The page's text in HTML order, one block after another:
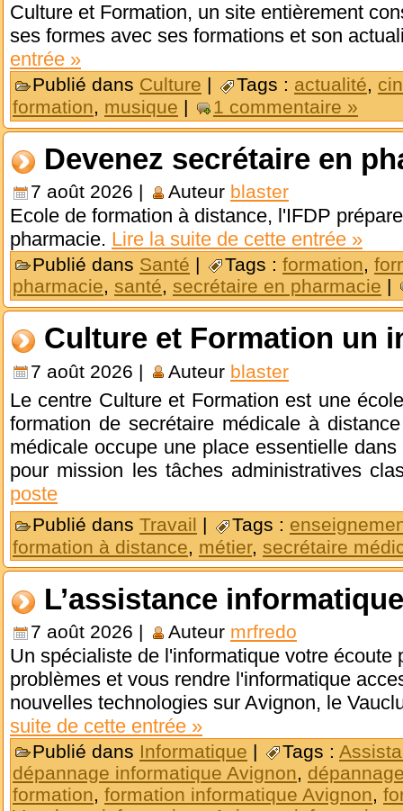
Culture et Formation, un site entièrement
ses formes avec ses formations et son
entrée »
Publié dans Culture | Tags : actualité,
formation, musique | 1 commentaire »
Devenez secrétaire en
7 août 2026 | Auteur blaster
Ecole de formation à distance, l'IFDP
pharmacie. Lire la suite de cette entrée »
Publié dans Santé | Tags : formation,
pharmacie, santé, secrétaire en pharmacie |
Culture et Formation un
7 août 2026 | Auteur blaster
Le centre Culture et Formation est une
formation de secrétaire médicale à
médicale occupe une place essentielle
pour mission les tâches administratives
poste
Publié dans Travail | Tags :
formation à distance, métier, secrétaire
L’assistance
7 août 2026 | Auteur mrfredo
Un spécialiste de l'informatique votre écoute
problèmes et vous rendre l'informatique
nouvelles technologies sur Avignon, le
suite de cette entrée »
Publié dans Informatique | Tags :
dépannage informatique Avignon,
formation, formation informatique Avignon,